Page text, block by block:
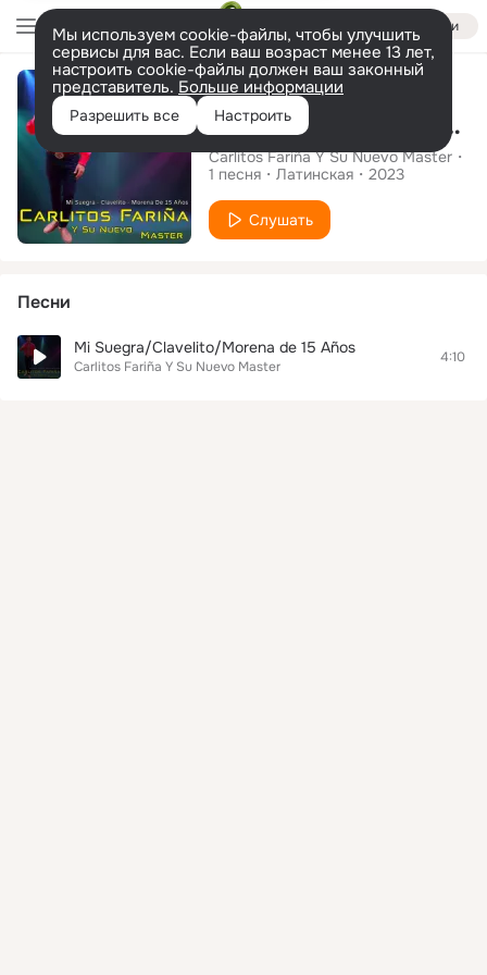
Войти
Мы используем cookie-файлы, чтобы улучшить
сервисы для вас. Если ваш возраст менее 13 лет,
настроить cookie-файлы должен ваш законный
представитель. Больше информации
Разрешить все Настроить
Сингл
Mi Suegra/Clavelito/Morena de 15 Años
Carlitos Fariña Y Su Nuevo Master
1 песня Латинская 2023
Слушать
Песни
Mi Suegra/Clavelito/Morena de 15 Años
Carlitos Fariña Y Su Nuevo Master
4:10